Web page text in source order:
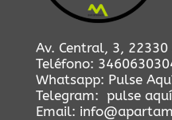
Av. Central, 3, 22330
Teléfono:
Whatsapp: Pulse
Telegram: pulse aquí
Email: